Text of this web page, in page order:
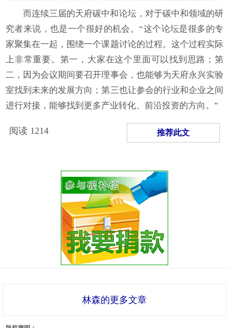
而连续三届的天府碳中和论坛，对于碳中和领域的研
究者来说，也是一个很好的机会。“这个论坛是很多的专
家聚集在一起，围绕一个课题讨论的过程。这个过程实际
上非常重要。第一，大家在这个里面可以找到思路；第
二，因为会议期间要召开理事会，也能够为天府永兴实验
室找到未来的发展方向；第三也让参会的行业和企业之间
进行对接，能够找到更多产业转化、前沿投资的方向。”
阅读 1214 推荐此文
林森的更多文章